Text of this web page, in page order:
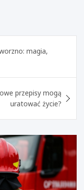
magia,
przepisy mogą
uratować życie?